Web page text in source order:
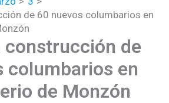
de 60 nuevos columbarios en
construcción de
columbarios en
de Monzón